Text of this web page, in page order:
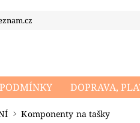
DOPRAVA,
PODMÍNKY OCHRANY
Komponenty na tašky